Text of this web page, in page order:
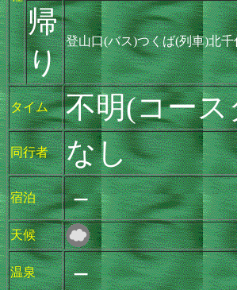
帰
り
登山口(バス)つくば(列車)北
タイム 不明(コー
同行者 なし
宿泊 －
天候
温泉 －